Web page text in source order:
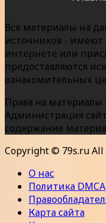
Все материалы на
источников - имеют
интернете или
предоставляются
ознакомительных
Права на
Администрация
содержание
Copyright © 79s.ru All
О нас
Политика DMCA
Карта сайта